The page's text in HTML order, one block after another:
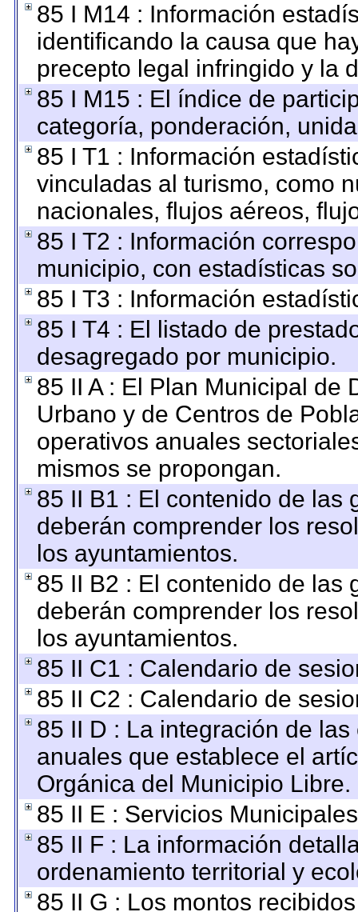
85 I M14 : Información
identificando la causa que
precepto legal infringido y la
85 I M15 : El índice de
categoría, ponderación,
85 I T1 : Información
vinculadas al turismo, como
nacionales, flujos aéreos,
85 I T2 : Información
municipio, con estadísticas
85 I T3 : Información
85 I T4 : El listado de
desagregado por municipio.
85 II A : El Plan Municipal de
Urbano y de Centros de
operativos anuales
mismos se propongan.
85 II B1 : El contenido de las
deberán comprender los
los ayuntamientos.
85 II B2 : El contenido de las
deberán comprender los
los ayuntamientos.
85 II C1 : Calendario de
85 II C2 : Calendario de
85 II D : La integración de
anuales que establece el
Orgánica del Municipio Libre.
85 II E : Servicios
85 II F : La información
ordenamiento territorial y
85 II G : Los montos